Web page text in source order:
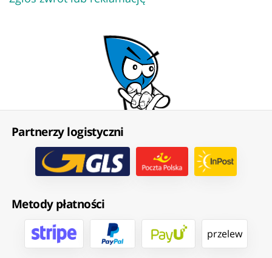
Partnerzy logistyczni
Metody płatności
przelew